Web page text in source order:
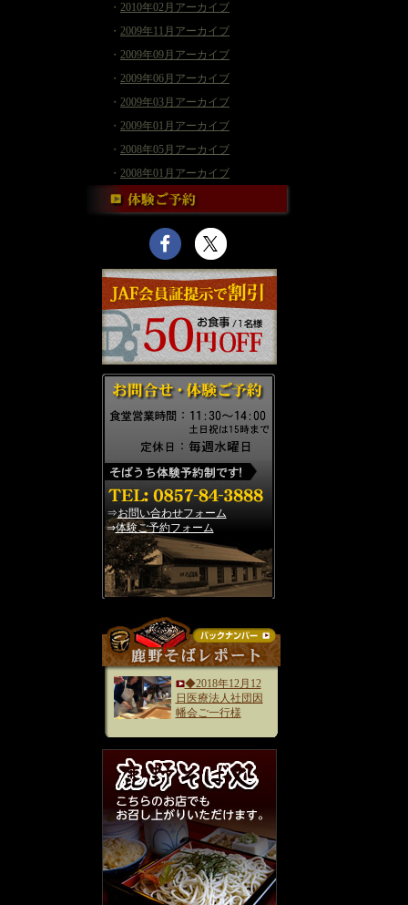
・ 2010年02月アーカイブ
・ 2009年11月アーカイブ
・ 2009年09月アーカイブ
・ 2009年06月アーカイブ
・ 2009年03月アーカイブ
・ 2009年01月アーカイブ
・ 2008年05月アーカイブ
・ 2008年01月アーカイブ
⇒お問い合わせフォーム
⇒体験ご予約フォーム
◆2018年12月12
日医療法人社団因
幡会ご一行様